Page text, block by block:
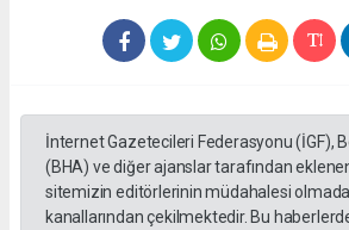
İnternet Gazetecileri Federasyonu (İGF),
(BHA) ve diğer ajanslar tarafından
sitemizin editörlerinin müdahalesi
kanallarından çekilmektedir. Bu